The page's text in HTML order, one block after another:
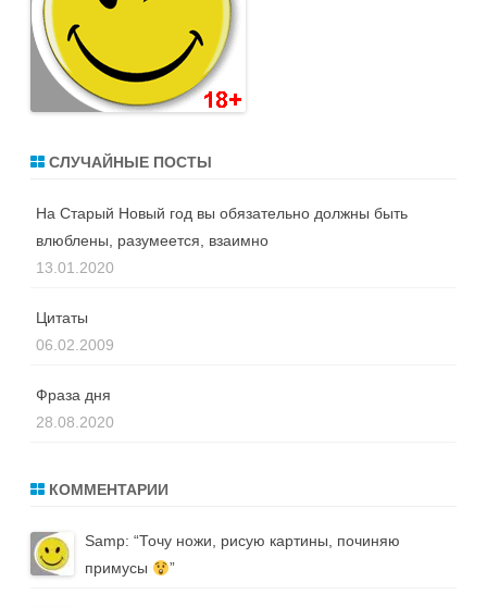
СЛУЧАЙНЫЕ ПОСТЫ
На Старый Новый год вы обязательно должны быть
влюблены, разумеется, взаимно
13.01.2020
Цитаты
06.02.2009
Фраза дня
28.08.2020
КОММЕНТАРИИ
Samp: “Точу ножи, рисую картины, починяю
примусы
”